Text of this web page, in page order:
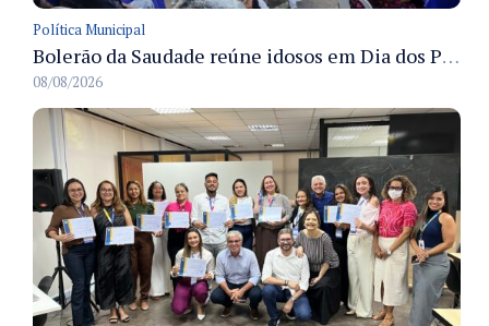
Política Municipal
Bolerão da Saudade reúne idosos em Dia dos Pais promovido pela Fundação Dr. Thomas em Manaus
08/08/2026